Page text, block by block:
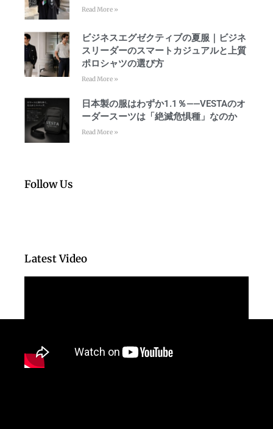
Read More »
ビジネスエグゼクティブの夏服｜ビジネ
スリーダーのスマートカジュアルと上質
ポロシャツの選び方
Read More »
日本製の服はわずか1.1％——VESTAのオ
ーダースーツは「絶滅危惧種」なのか
Read More »
Follow Us
Latest Video